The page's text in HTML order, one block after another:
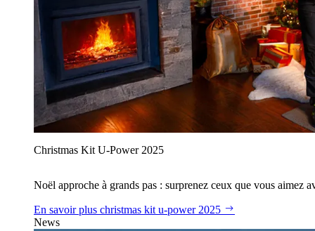
Christmas Kit U‑Power 2025
Noël approche à grands pas : surprenez ceux que vous aimez
En savoir plus christmas kit u‑power 2025
News